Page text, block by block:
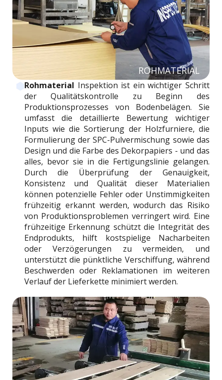
ROHMATERIAL
Rohmaterial Inspektion ist ein wichtiger Schritt
der Qualitätskontrolle zu Beginn des
Produktionsprozesses von Bodenbelägen. Sie
umfasst die detaillierte Bewertung wichtiger
Inputs wie die Sortierung der Holzfurniere, die
Formulierung der SPC-Pulvermischung sowie das
Design und die Farbe des Dekorpapiers - und das
alles, bevor sie in die Fertigungslinie gelangen.
Durch die Überprüfung der Genauigkeit,
Konsistenz und Qualität dieser Materialien
können potenzielle Fehler oder Unstimmigkeiten
frühzeitig erkannt werden, wodurch das Risiko
von Produktionsproblemen verringert wird. Eine
frühzeitige Erkennung schützt die Integrität des
Endprodukts, hilft kostspielige Nacharbeiten
oder Verzögerungen zu vermeiden, und
unterstützt die pünktliche Verschiffung, während
Beschwerden oder Reklamationen im weiteren
Verlauf der Lieferkette minimiert werden.